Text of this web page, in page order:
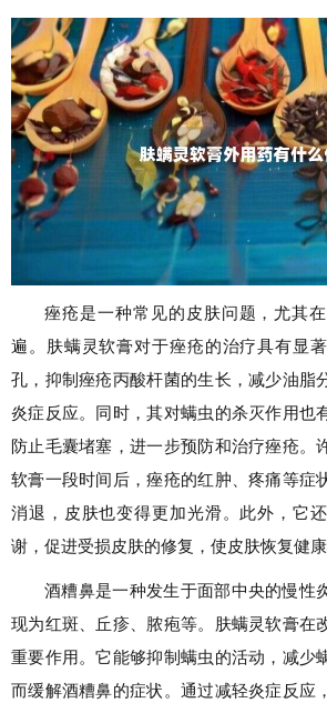
痤疮是一种常见的皮肤问题，尤其
遍。肤螨灵软膏对于痤疮的治疗具有显
孔，抑制痤疮丙酸杆菌的生长，减少油脂
炎症反应。同时，其对螨虫的杀灭作用也
防止毛囊堵塞，进一步预防和治疗痤疮。
软膏一段时间后，痤疮的红肿、疼痛等症
消退，皮肤也变得更加光滑。此外，它
谢，促进受损皮肤的修复，使皮肤恢复健康
酒糟鼻是一种发生于面部中央的慢性
现为红斑、丘疹、脓疱等。肤螨灵软膏在
重要作用。它能够抑制螨虫的活动，减少
而缓解酒糟鼻的症状。通过减轻炎症反应